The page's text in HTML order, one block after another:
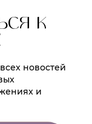
К
новостей
и